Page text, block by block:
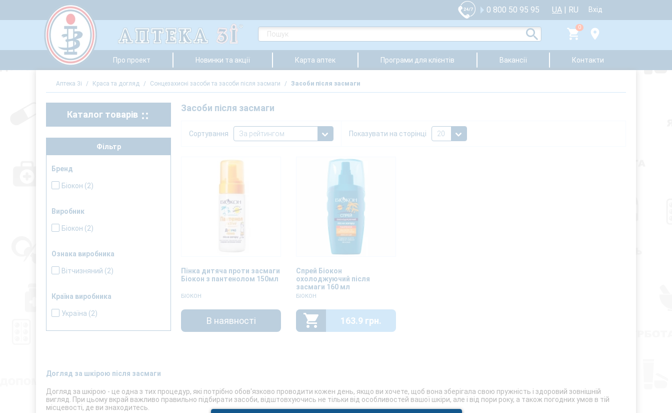
0 800 50 95 95 UA | RU Вхід
0
Про проект Новинки та акції Карта аптек Програми для клієнтів Вакансії Контакти
Аптека 3i / Краса та догляд / Сонцезахисні засоби та засоби після засмаги / Засоби після засмаги
Каталог товарів
Фільтр
Бренд
Біокон (2)
Виробник
Біокон (2)
Ознака виробника
Вітчизняний (2)
Країна виробника
Україна (2)
Засоби після засмаги
Сортування Показувати на сторінці
Пінка дитяча проти засмаги
Біокон з пантенолом 150мл
БІОКОН
В наявності
Спрей Біокон
охолоджуючий після
засмаги 160 мл
БІОКОН
163.9 грн.
Догляд за шкірою після засмаги
Догляд за шкірою - це одна з тих процедур, які потрібно обов'язково проводити кожен день, якщо ви хочете, щоб вона зберігала свою пружність і здоровий зовнішній
вигляд. При цьому вкрай важливо правильно підбирати засоби, відштовхуючись не тільки від особливостей вашої шкіри, але і від пори року, а також погодних умов в тій
місцевості, де ви знаходитесь.